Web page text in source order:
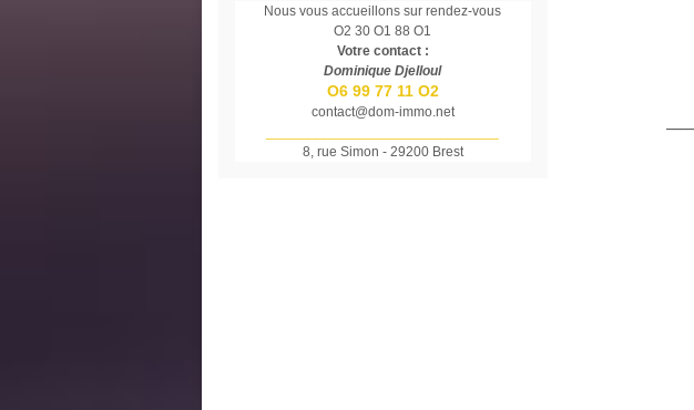
Nous vous accueillons sur rendez-vous
O2 30 O1 88 O1
Votre contact :
Dominique Djelloul
O6 99 77 11 O2
contact@dom-immo.net
8, rue Simon - 29200 Brest